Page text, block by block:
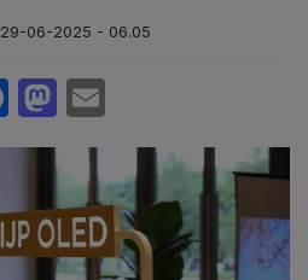
29-06-2025 - 06.05
Facebook
Mastodon